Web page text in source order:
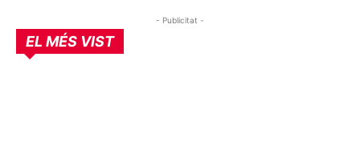
- Publicitat -
EL MÉS VIST